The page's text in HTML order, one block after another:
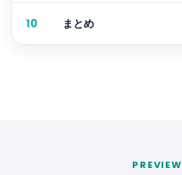
10 まとめ
PREVIEW